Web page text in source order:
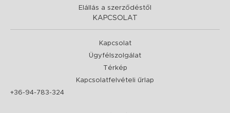
Elállás a szerződéstől
KAPCSOLAT
Kapcsolat
Ügyfélszolgálat
Térkép
Kapcsolatfelvételi űrlap
+36-94-783-324